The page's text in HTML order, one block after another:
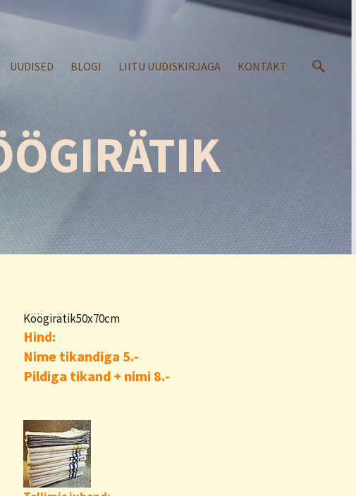
UUDISED BLOGI LIITU UUDISKIRJAGA KONTAKT
Köögirätik50x70cm
Hind:
Nime tikandiga 5.-
Pildiga tikand + nimi 8.-